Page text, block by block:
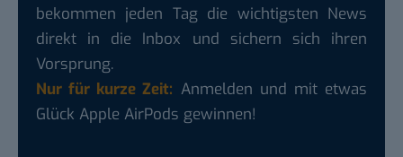
bekommen jeden Tag die wichtigsten News
direkt in die Inbox und sichern sich ihren
Vorsprung.
Nur für kurze Zeit: Anmelden und mit etwas
Glück Apple AirPods gewinnen!